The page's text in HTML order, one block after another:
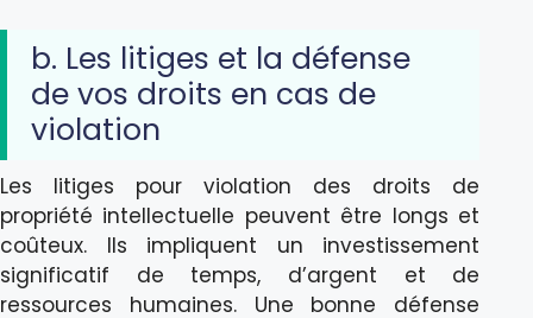
b. Les litiges et la défense
de vos droits en cas de
violation
Les litiges pour violation des droits de
propriété intellectuelle peuvent être longs et
coûteux. Ils impliquent un investissement
significatif de temps, d’argent et de
ressources humaines. Une bonne défense